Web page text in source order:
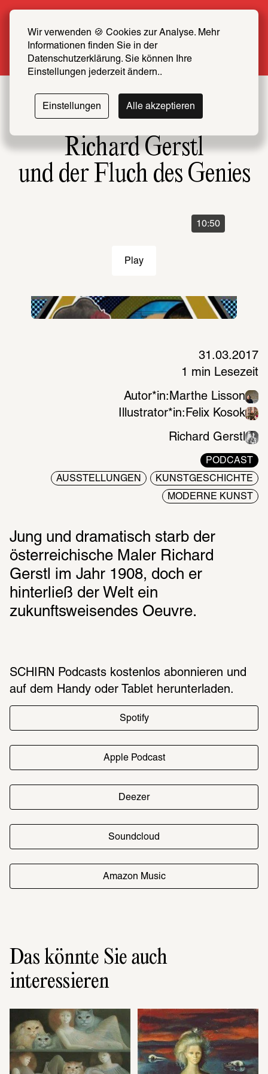
Wir verwenden 🍪 Cookies zur Analyse. Mehr
Informationen finden Sie in der
Datenschutzerklärung. Sie können Ihre
Einstellungen jederzeit ändern..
Einstellungen Alle akzeptieren
SCHIRN FREUND*IN werden
Mehr erfahren
Richard Gerstl
und der Fluch des Genies
Play
10:50
31.03.2017
1 min Lesezeit
Autor*in: Marthe Lisson
Illustrator*in: Felix Kosok
Richard Gerstl
PODCAST
AUSSTELLUNGEN KUNSTGESCHICHTE
MODERNE KUNST
Jung und dramatisch starb der
österreichische Maler Richard
Gerstl im Jahr 1908, doch er
hinterließ der Welt ein
zukunftsweisendes Oeuvre.
SCHIRN Podcasts kosten­los abon­nie­ren und
auf dem Handy oder Tablet herun­ter­la­den.
Spotify
Apple Podcast
Deezer
Soundcloud
Amazon Music
Das könnte Sie auch
interessieren